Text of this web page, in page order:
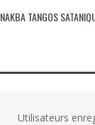
NAKBA TANGOS
Utilisateurs